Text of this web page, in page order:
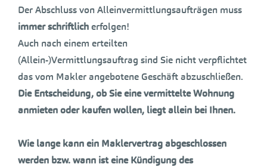
Der Abschluss von Alleinvermittlungsaufträgen muss
immer schriftlicherfolgen!
Auch nach einem erteilten
(Allein-)Vermittlungsauftrag sind Sie nicht verpflichtet
das vom Makler angebotene Geschäft abzuschließen.
Die Entscheidung, ob Sie eine vermittelte Wohnung
anmieten oder kaufen wollen, liegt allein bei Ihnen.
Wie lange kann ein Maklervertrag abgeschlossen
werden bzw. wann ist eine Kündigung des